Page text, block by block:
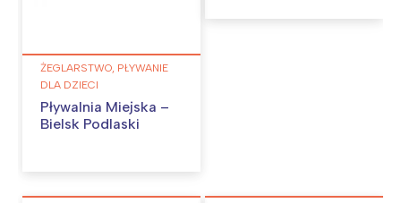
ŻEGLARSTWO, PŁYWANIE
DLA DZIECI
Pływalnia Miejska –
Bielsk Podlaski